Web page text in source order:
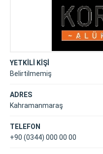
YETKİLİ KİŞİ
Belirtilmemiş
ADRES
Kahramanmaraş
TELEFON
+90 (0344) 000 00 00